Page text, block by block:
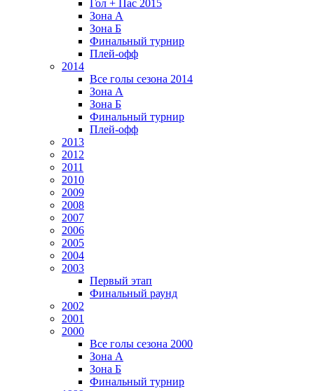
Гол + Пас 2015
Зона А
Зона Б
Финальный турнир
Плей-офф
2014
Все голы сезона 2014
Зона А
Зона Б
Финальный турнир
Плей-офф
2013
2012
2011
2010
2009
2008
2007
2006
2005
2004
2003
Первый этап
Финальный раунд
2002
2001
2000
Все голы сезона 2000
Зона А
Зона Б
Финальный турнир